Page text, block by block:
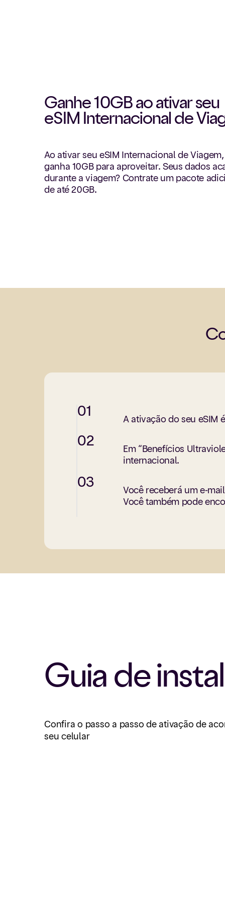
Ganhe 10GB ao ativar seu
eSIM Internacional de
Ao ativar seu eSIM Internacional de
ganha 10GB para aproveitar. Seus dados
durante a viagem? Contrate um pacote
de até 20GB.
01
A ativação do seu eSIM
02
Em “Benefícios
internacional.
03
Você receberá um e-
Você também pode
Guia de
Confira o passo a passo de ativação de
seu celular